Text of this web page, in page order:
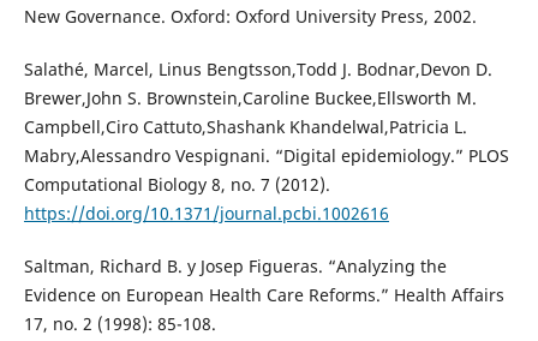
New Governance. Oxford: Oxford University Press, 2002.
Salathé, Marcel, Linus Bengtsson,Todd J. Bodnar,Devon D.
Brewer,John S. Brownstein,Caroline Buckee,Ellsworth M.
Campbell,Ciro Cattuto,Shashank Khandelwal,Patricia L.
Mabry,Alessandro Vespignani. “Digital epidemiology.” PLOS
Computational Biology 8, no. 7 (2012).
https://doi.org/10.1371/journal.pcbi.1002616
Saltman, Richard B. y Josep Figueras. “Analyzing the
Evidence on European Health Care Reforms.” Health Affairs
17, no. 2 (1998): 85-108.